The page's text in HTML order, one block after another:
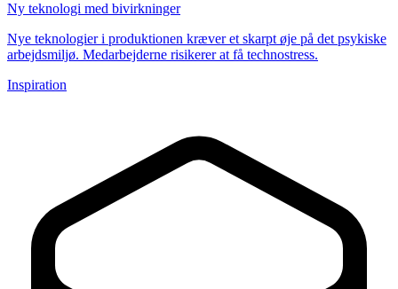
Ny teknologi med bivirkninger
Nye teknologier i produktionen kræver et skarpt øje på det psykiske
arbejdsmiljø. Medarbejderne risikerer at få technostress.
Inspiration